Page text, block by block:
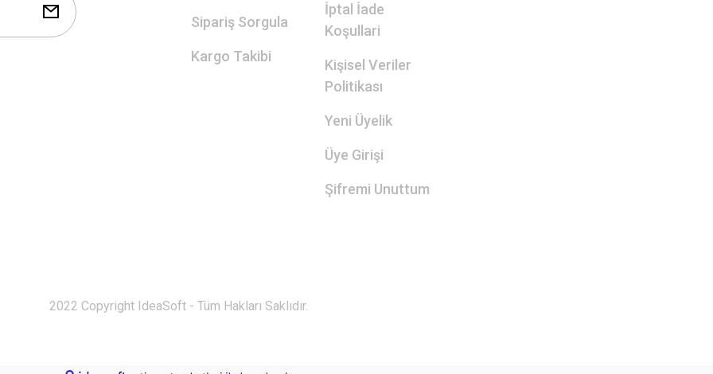
Sipariş Sorgula
Kargo Takibi
İptal İade
Koşullari
Kişisel Veriler
Politikası
Yeni Üyelik
Üye Girişi
Şifremi Unuttum
2022 Copyright IdeaSoft - Tüm Hakları Saklıdır.